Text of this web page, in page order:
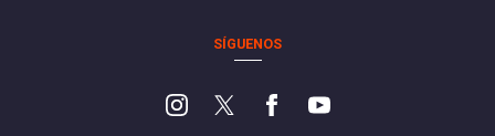
SÍGUENOS